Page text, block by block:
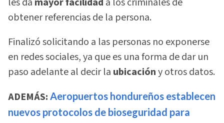
obtener referencias de la persona.
Finalizó solicitando a las personas no exponerse
en redes sociales, ya que es una forma de dar un
paso adelante al decir la ubicacióny otros datos.
ADEMÁS: Aeropuertos hondureños establecen
nuevos protocolos de bioseguridad para